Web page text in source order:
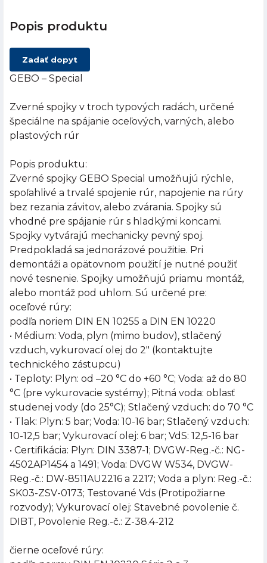
Popis produktu
Zadať dopyt
GEBO – Special
Zverné spojky v troch typových radách, určené
špeciálne na spájanie oceľových, varných, alebo
plastových rúr
Popis produktu:
Zverné spojky GEBO Special umožňujú rýchle,
spoľahlivé a trvalé spojenie rúr, napojenie na rúry
bez rezania závitov, alebo zvárania. Spojky sú
vhodné pre spájanie rúr s hladkými koncami.
Spojky vytvárajú mechanicky pevný spoj.
Predpokladá sa jednorázové použitie. Pri
demontáži a opätovnom použití je nutné použiť
nové tesnenie. Spojky umožňujú priamu montáž,
alebo montáž pod uhlom. Sú určené pre:
oceľové rúry:
podľa noriem DIN EN 10255 a DIN EN 10220
• Médium: Voda, plyn (mimo budov), stlačený
vzduch, vykurovací olej do 2" (kontaktujte
technického zástupcu)
• Teploty: Plyn: od –20 °C do +60 °C; Voda: až do 80
°C (pre vykurovacie systémy); Pitná voda: oblasť
studenej vody (do 25°C); Stlačený vzduch: do 70 °C
• Tlak: Plyn: 5 bar; Voda: 10-16 bar; Stlačený vzduch:
10-12,5 bar; Vykurovací olej: 6 bar; VdS: 12,5-16 bar
• Certifikácia: Plyn: DIN 3387-1; DVGW-Reg.-č.: NG-
4502AP1454 a 1491; Voda: DVGW W534, DVGW-
Reg.-č.: DW-8511AU2216 a 2217; Voda a plyn: Reg.-č.:
SK03-ZSV-0173; Testované Vds (Protipožiarne
rozvody); Vykurovací olej: Stavebné povolenie č.
DIBT, Povolenie Reg.-č.: Z-38.4-212
čierne oceľové rúry: